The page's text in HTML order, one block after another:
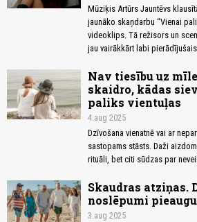
Mūziķis Artūrs Jauntēvs
jaunāko skaņdarbu “Vienai
videoklips. Tā režisors un
jau vairākkārt labi
Nav tiesību uz
skaidro, kādas
paliks vientuļas
4.aug 2025
Dzīvošana vienatnē vai ar
sastopams stāsts. Daži
rituāli, bet citi sūdzas par
Skaudras atziņas.
noslēpumi
3.aug 2025